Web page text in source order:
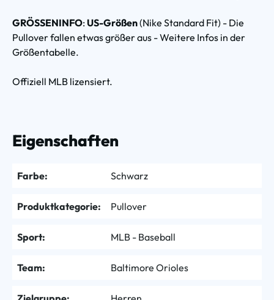
GRÖSSENINFO: US-Größen(Nike Standard Fit) - Die
Pullover fallen etwas größer aus - Weitere Infos in der
Größentabelle.
Offiziell MLB lizensiert.
Eigenschaften
Farbe: Schwarz
Produktkategorie: Pullover
Sport: MLB - Baseball
Team: Baltimore Orioles